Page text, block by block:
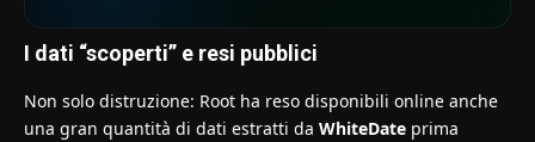
I dati “scoperti” e resi pubblici
Non solo distruzione: Root ha reso disponibili online anche
una gran quantità di dati estratti da WhiteDate prima